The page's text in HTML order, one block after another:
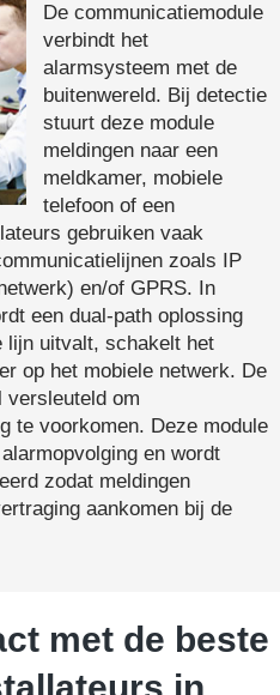
De communicatiemodule
verbindt het
alarmsysteem met de
buitenwereld. Bij detectie
stuurt deze module
meldingen naar een
meldkamer, mobiele
telefoon of een
gebruiken vaak
zoals IP
en/of GPRS. In
een dual-path oplossing
lijn uitvalt, schakelt het
op het mobiele netwerk. De
versleuteld om
te voorkomen. Deze module
en wordt
zodat meldingen
aankomen bij de
met de beste